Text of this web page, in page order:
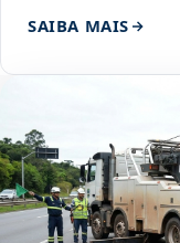
SAIBA MAIS